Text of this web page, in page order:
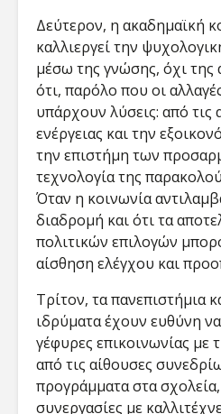
Δεύτερον, η ακαδημαϊκή
καλλιεργεί την
μέσω της γνώσης, όχι της
ότι, παρόλο που οι
υπάρχουν λύσεις: από τις
ενέργειας και την
την επιστήμη των
τεχνολογία της
Όταν η κοινωνία
διαδρομή και ότι τα
πολιτικών επιλογών
αίσθηση ελέγχου και
Τρίτον, τα πανεπιστήμια
ιδρύματα έχουν ευθύνη
γέφυρες επικοινωνίας με
από τις αίθουσες
προγράμματα στα σχολεία,
συνεργασίες με